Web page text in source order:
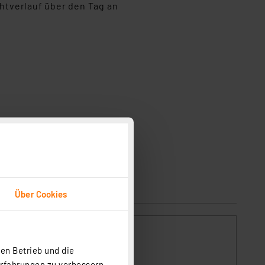
Über Cookies
Betrieb und die
über den Tag an